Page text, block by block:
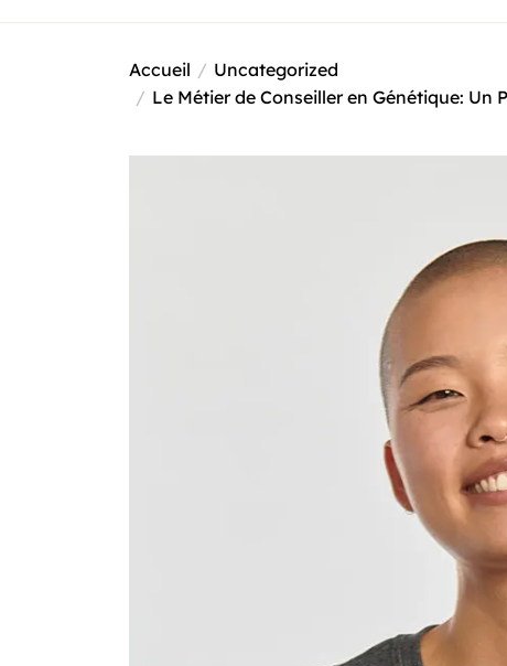
Accueil
Uncategorized
Le Métier de Conseiller en Génétique: Un